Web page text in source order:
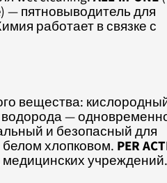
— пятновыводитель для
работает в связке с
вещества:
водорода —
и безопасный для
хлопковом. PER